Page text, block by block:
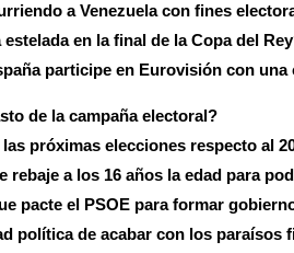
a Venezuela con fines
en la final de la Copa del
participe en Eurovisión con una
de la campaña electoral?
próximas elecciones respecto al
rebaje a los 16 años la edad para
pacte el PSOE para formar
política de acabar con los paraísos